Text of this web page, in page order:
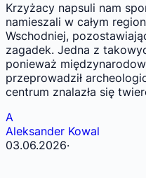
Krzyżacy napsuli nam
namieszali w całym
Wschodniej,
zagadek. Jedna z
ponieważ
przeprowadził
centrum znalazła się
A
Aleksander Kowal
03.06.2026·